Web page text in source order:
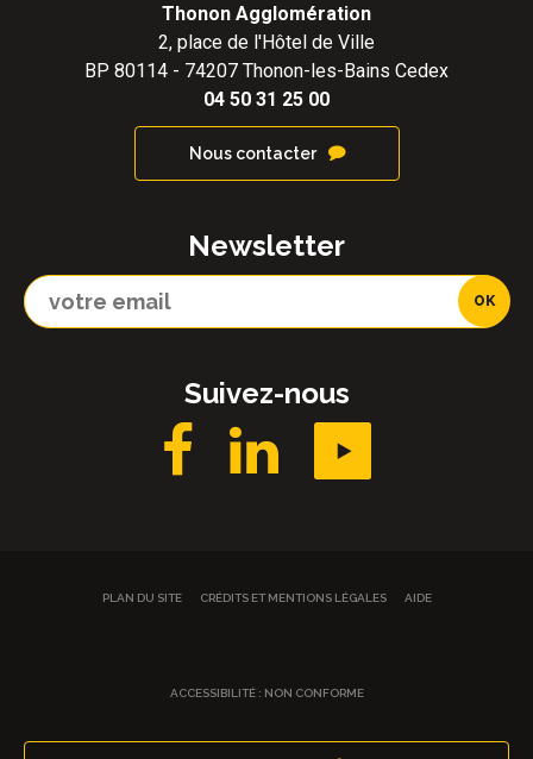
Thonon Agglomération
2, place de l'Hôtel de Ville
BP 80114 - 74207 Thonon-les-Bains Cedex
04 50 31 25 00
Nous contacter
Newsletter
Suivez-nous
PLAN DU SITE CRÉDITS ET MENTIONS LÉGALES AIDE
ACCESSIBILITÉ : NON CONFORME